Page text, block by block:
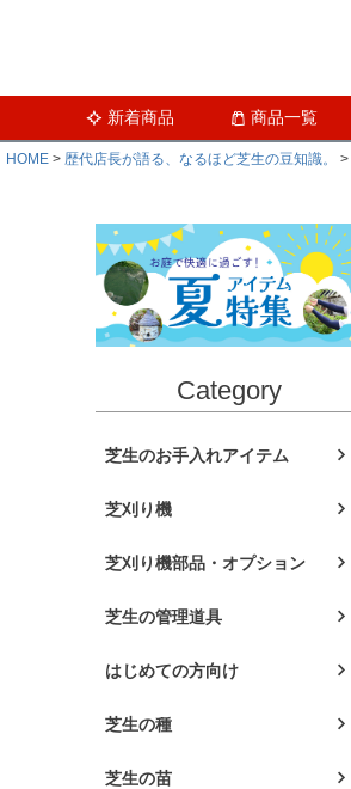
新着商品 商品一覧
HOME 歴代店長が語る、なるほど芝生の豆知識。
Category
芝生のお手入れアイテム
芝刈り機
芝刈り機部品・オプション
芝生の管理道具
はじめての方向け
芝生の種
芝生の苗